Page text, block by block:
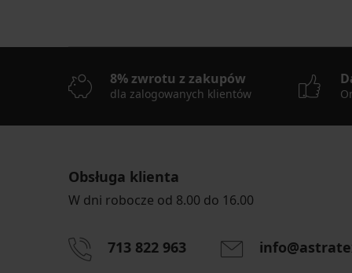
8% zwrotu z zakupów
dla zalogowanych klientów
Obsługa klienta
W dni robocze od 8.00 do 16.00
713 822 963